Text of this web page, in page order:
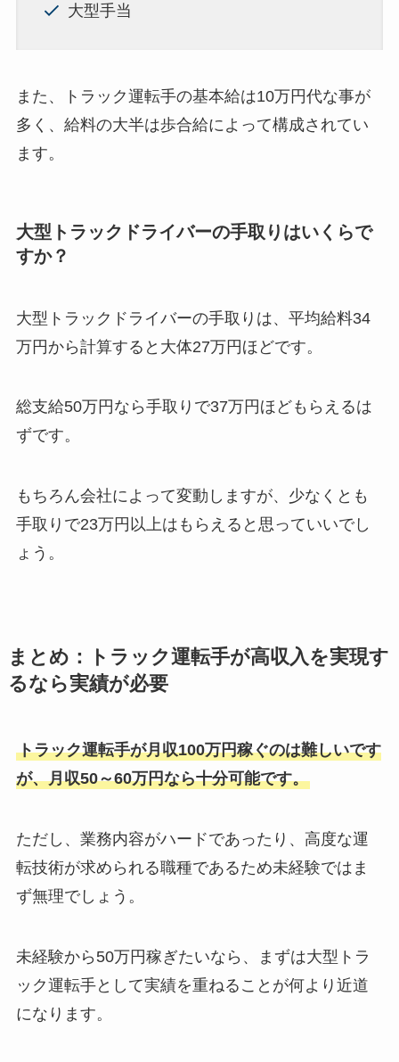
大型手当
また、トラック運転手の基本給は10万円代な事が
多く、給料の大半は歩合給によって構成されてい
ます。
大型トラックドライバーの手取りはいくらで
すか？
大型トラックドライバーの手取りは、平均給料34
万円から計算すると大体27万円ほどです。
総支給50万円なら手取りで37万円ほどもらえるは
ずです。
もちろん会社によって変動しますが、少なくとも
手取りで23万円以上はもらえると思っていいでし
ょう。
まとめ：トラック運転手が高収入を実現す
るなら実績が必要
トラック運転手が月収100万円稼ぐのは難しいです
が、月収50～60万円なら十分可能です。
ただし、業務内容がハードであったり、高度な運
転技術が求められる職種であるため未経験ではま
ず無理でしょう。
未経験から50万円稼ぎたいなら、まずは大型トラ
ック運転手として実績を重ねることが何より近道
になります。